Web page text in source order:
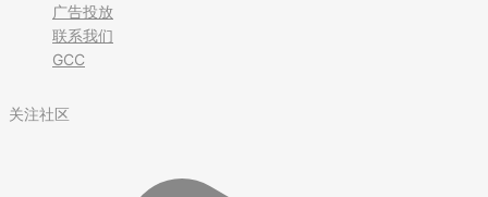
广告投放
联系我们
GCC
关注社区